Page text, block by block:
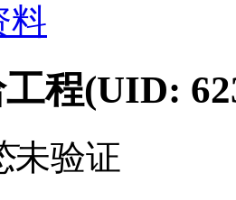
料
程(UID:
未验证